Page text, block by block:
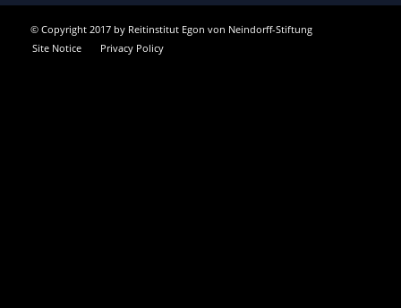
© Copyright 2017 by Reitinstitut Egon von Neindorff-Stiftung
Site Notice
Privacy Policy